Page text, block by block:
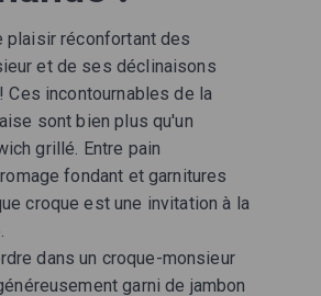
plaisir réconfortant des
et de ses déclinaisons
incontournables de la
sont bien plus qu'un
grillé. Entre pain
fondant et garnitures
croque est une invitation à la
dans un croque-monsieur
garni de jambon